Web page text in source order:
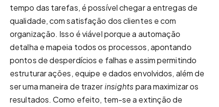
tempo das tarefas, é possível chegar a entregas de
qualidade, com satisfação dos clientes e com
organização. Isso é viável porque a automação
detalha e mapeia todos os processos, apontando
pontos de desperdícios e falhas e assim permitindo
estruturar ações, equipe e dados envolvidos, além de
ser uma maneira de trazerinsightspara maximizar os
resultados. Como efeito, tem-se a extinção de